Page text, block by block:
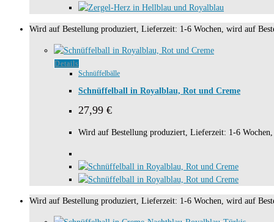
Wird auf Bestellung produziert, Lieferzeit: 1-6 Wochen, wird auf
Details
Schnüffelbälle
Schnüffelball in Royalblau, Rot und Creme
27,99 €
Wird auf Bestellung produziert, Lieferzeit: 1-6
Wird auf Bestellung produziert, Lieferzeit: 1-6 Wochen, wird auf